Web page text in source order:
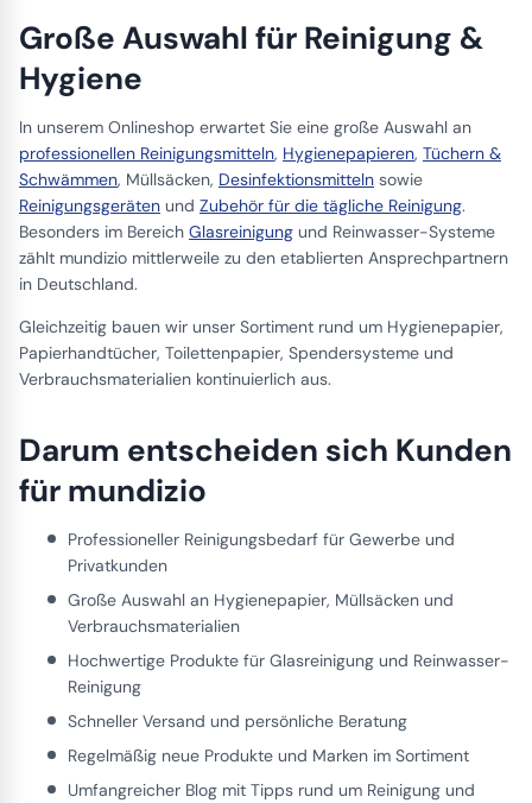
Große Auswahl für Reinigung &
Hygiene
In unserem Onlineshop erwartet Sie eine große Auswahl an
professionellen Reinigungsmitteln, Hygienepapieren, Tüchern &
Schwämmen, Müllsäcken, Desinfektionsmitteln sowie
Reinigungsgeräten und Zubehör für die tägliche Reinigung.
Besonders im Bereich Glasreinigung und Reinwasser-Systeme
zählt mundizio mittlerweile zu den etablierten Ansprechpartnern
in Deutschland.
Gleichzeitig bauen wir unser Sortiment rund um Hygienepapier,
Papierhandtücher, Toilettenpapier, Spendersysteme und
Verbrauchsmaterialien kontinuierlich aus.
Darum entscheiden sich Kunden
für mundizio
Professioneller Reinigungsbedarf für Gewerbe und
Privatkunden
Große Auswahl an Hygienepapier, Müllsäcken und
Verbrauchsmaterialien
Hochwertige Produkte für Glasreinigung und Reinwasser-
Reinigung
Schneller Versand und persönliche Beratung
Regelmäßig neue Produkte und Marken im Sortiment
Umfangreicher Blog mit Tipps rund um Reinigung und